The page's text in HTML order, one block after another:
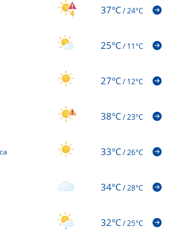
37°C/24°C
25°C/11°C
27°C/12°C
38°C/23°C
33°C/26°C
34°C/28°C
32°C/25°C